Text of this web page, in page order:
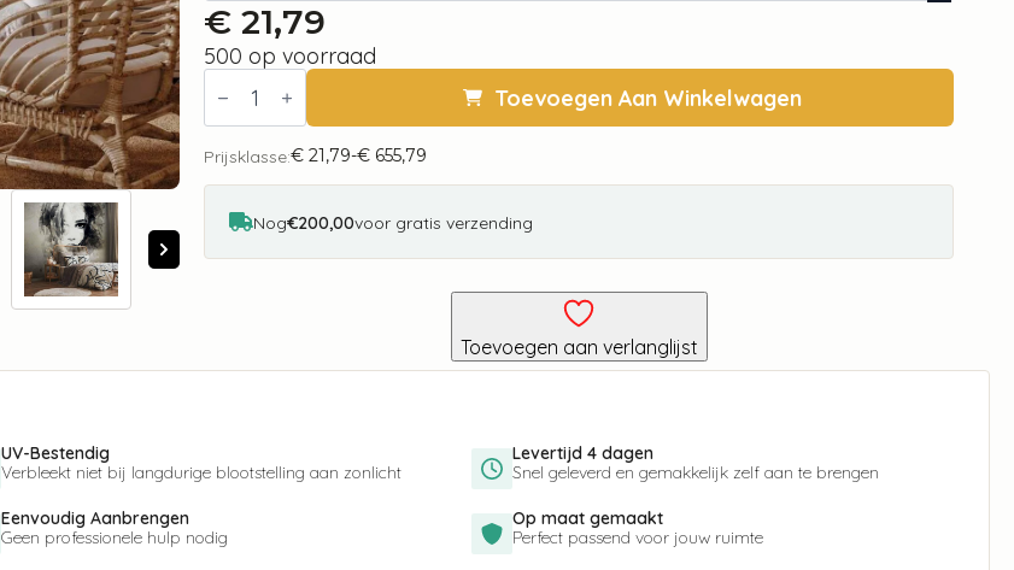
€ 21,79
500 op voorraad
Fotobehang
Mysterious
aantal
Toevoegen Aan Winkelwagen
Prijsklasse:€ 21,79-€ 655,79
Prijsklasse:
€ 21,79
€ 655,79
Nog€200,00voor gratis verzending
Toevoegen aan verlanglijst
UV-Bestendig
Verbleekt niet bij langdurige blootstelling aan zonlicht
Levertijd 4 dagen
Snel geleverd en gemakkelijk zelf aan te brengen
Eenvoudig Aanbrengen
Geen professionele hulp nodig
Op maat gemaakt
Perfect passend voor jouw ruimte